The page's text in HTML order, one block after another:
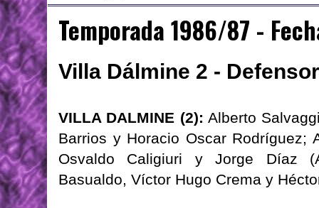
Temporada 1986/87 -
Villa Dálmine 2 -
VILLA DALMINE (2): Alberto
Barrios y Horacio Oscar Rodríguez;
Osvaldo Caligiuri y Jorge Díaz
Basualdo, Víctor Hugo Crema y